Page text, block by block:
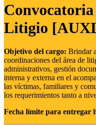
Litigio
Objetivo del cargo: Brindar
coordinaciones del área de
administrativos, gestión
interna y externa en el
las víctimas, familiares y
los requerimientos tanto a
Fecha límite para entregar